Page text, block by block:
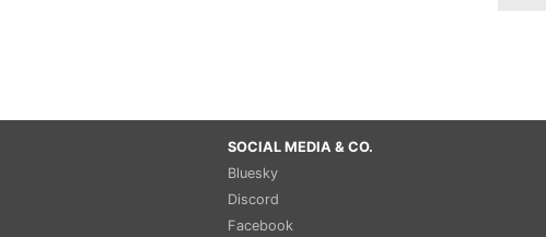
SOCIAL MEDIA & CO.
Bluesky
Discord
Facebook